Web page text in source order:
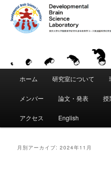
東京大学 大学
科学研究室｜
Science
「発達脳科学」は、東京大学 大学
された教育研究分野です。「ここ
な原理を科学的に追究します。脳
て、運動・知覚・認知などがいか
因と環境要因の複雑な関係を分
個性の創発メカニズムの理解をめ
ュ
メ
イ
ン
コ
サ
ブ
コ
ン
ホーム 研究室について
メンバー 論文・発表 授
アクセス English
月別アーカイブ:2024年11月